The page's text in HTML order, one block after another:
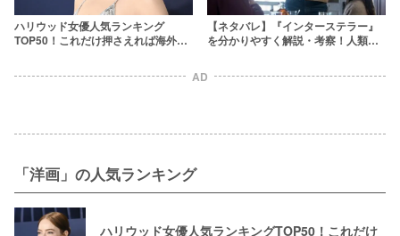
ハリウッド女優人気ランキング
TOP50！これだけ押さえれば海外女
【ネタバレ】『インターステラー』
を分かりやすく解説・考察！人類を
AD
「洋画」の人気ランキング
ハリウッド女優人気ランキングTOP50！これだけ